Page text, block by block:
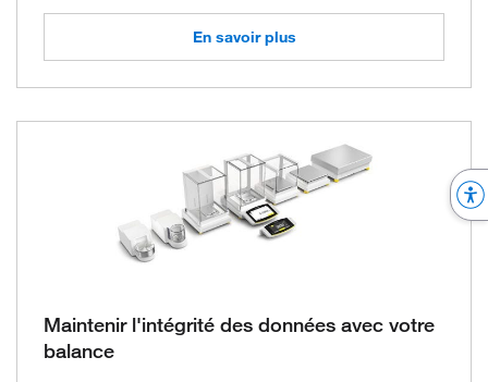
En savoir plus
Maintenir l'intégrité des données avec votre
balance